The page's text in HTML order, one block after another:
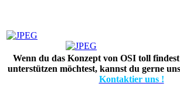
Wenn du das Konzept von OSI toll
unterstützen möchtest, kannst du gerne
Kontaktier uns !